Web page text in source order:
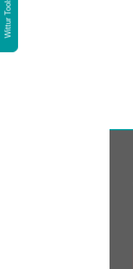
Wittur Tools